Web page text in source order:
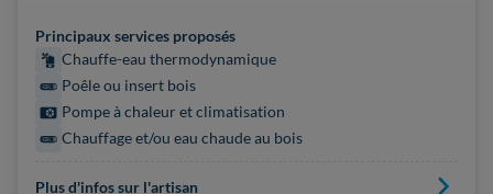
Principaux services proposés
Chauffe-eau thermodynamique
Poêle ou insert bois
Pompe à chaleur et climatisation
Chauffage et/ou eau chaude au bois
Plus d'infos sur l'artisan